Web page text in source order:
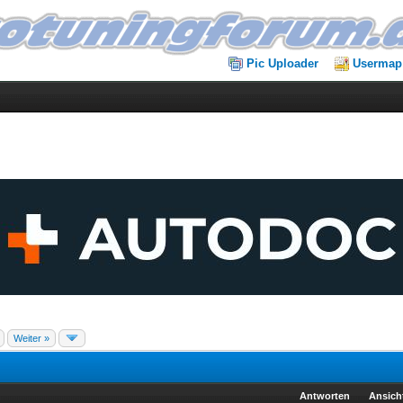
Pic Uploader Usermap
Weiter »
Antworten